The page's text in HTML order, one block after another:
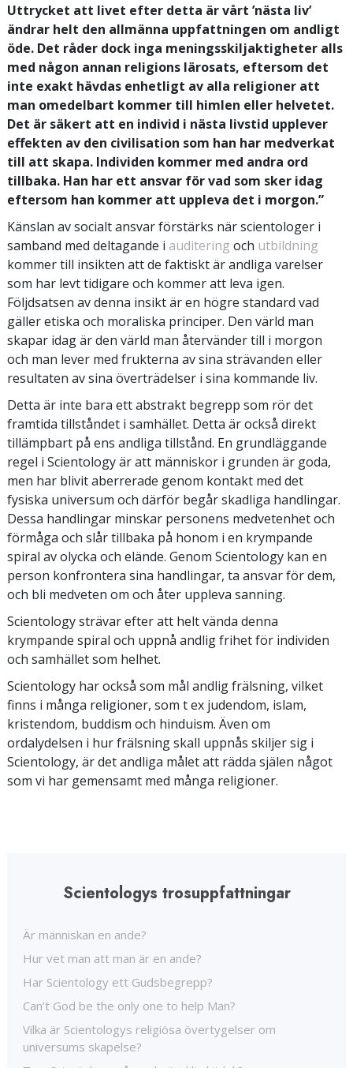
Uttrycket att livet efter detta är vårt ’nästa liv’
ändrar helt den allmänna uppfattningen om andligt
öde. Det råder dock inga meningsskiljaktigheter alls
med någon annan religions lärosats, eftersom det
inte exakt hävdas enhetligt av alla religioner att
man omedelbart kommer till himlen eller helvetet.
Det är säkert att en individ i nästa livstid upplever
effekten av den civilisation som han har medverkat
till att skapa. Individen kommer med andra ord
tillbaka. Han har ett ansvar för vad som sker idag
eftersom han kommer att uppleva det i morgon.”
Känslan av socialt ansvar förstärks när scientologer i
samband med deltagande i auditering och utbildning
kommer till insikten att de faktiskt är andliga varelser
som har levt tidigare och kommer att leva igen.
Följdsatsen av denna insikt är en högre standard vad
gäller etiska och moraliska principer. Den värld man
skapar idag är den värld man återvänder till i morgon
och man lever med frukterna av sina strävanden eller
resultaten av sina överträdelser i sina kommande liv.
Detta är inte bara ett abstrakt begrepp som rör det
framtida tillståndet i samhället. Detta är också direkt
tillämpbart på ens andliga tillstånd. En grundläggande
regel i Scientology är att människor i grunden är goda,
men har blivit aberrerade genom kontakt med det
fysiska universum och därför begår skadliga handlingar.
Dessa handlingar minskar personens medvetenhet och
förmåga och slår tillbaka på honom i en krympande
spiral av olycka och elände. Genom Scientology kan en
person konfrontera sina handlingar, ta ansvar för dem,
och bli medveten om och åter uppleva sanning.
Scientology strävar efter att helt vända denna
krympande spiral och uppnå andlig frihet för individen
och samhället som helhet.
Scientology har också som mål andlig frälsning, vilket
finns i många religioner, som t ex judendom, islam,
kristendom, buddism och hinduism. Även om
ordalydelsen i hur frälsning skall uppnås skiljer sig i
Scientology, är det andliga målet att rädda själen något
som vi har gemensamt med många religioner.
Scientologys trosuppfattningar
Är människan en ande?
Hur vet man att man är en ande?
Har Scientology ett Gudsbegrepp?
Can’t God be the only one to help Man?
Vilka är Scientologys religiösa övertygelser om
universums skapelse?